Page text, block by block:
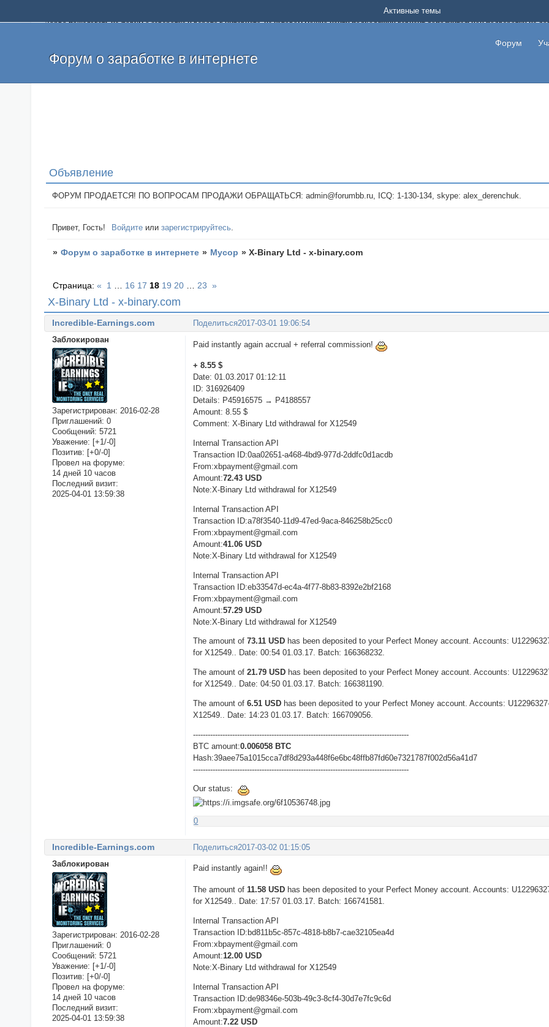
Добро пожаловать на форум о заработке и работе в интернете, на котором можно найти подходящий вариант дополнительной подработки на
и оставлять свои отзывы. Если вы знаете, что определенный проект или сайт не платит, то указывайте в теме что это лохотрон, чтобы другие
легкие деньги без вложений и регистрации уже сегодня. Создавайте новые темы, размещайте объявления со своими пригласительными
Форум о заработке в интернете
Форум
Активные темы
Объявление
ФОРУМ ПРОДАЕТСЯ! ПО ВОПРОСАМ ПРОДАЖИ ОБРАЩАТЬСЯ: admin@forumbb.ru, ICQ: 1-130-134, skype: alex_derenchuk.
Привет, Гость! Войдите илизарегистрируйтесь.
» Форум о заработке в интернете » Мусор »X-Binary Ltd - x-binary.com
X-Binary Ltd - x-binary.com
Страница:« 1 16 17 18 19 20 23 »
Поделиться2017-03-01 19:06:54
Incredible-Earnings.com
Заблокирован
Зарегистрирован: 2016-02-28
Приглашений: 0
Сообщений: 5721
Уважение: [+1/-0]
Позитив: [+0/-0]
Провел на форуме:
14 дней 10 часов
Последний визит:
2025-04-01 13:59:38
Paid instantly again accrual + referral commission!
+ 8.55 $
Date: 01.03.2017 01:12:11
ID: 316926409
Details: P45916575 → P4188557
Amount: 8.55 $
Comment: X-Binary Ltd withdrawal for X12549
Internal Transaction API
Transaction ID:0aa02651-a468-4bd9-977d-2ddfc0d1acdb
From:xbpayment@gmail.com
Amount:72.43 USD
Note:X-Binary Ltd withdrawal for X12549
Internal Transaction API
Transaction ID:a78f3540-11d9-47ed-9aca-846258b25cc0
From:xbpayment@gmail.com
Amount:41.06 USD
Note:X-Binary Ltd withdrawal for X12549
Internal Transaction API
Transaction ID:eb33547d-ec4a-4f77-8b83-8392e2bf2168
From:xbpayment@gmail.com
Amount:57.29 USD
Note:X-Binary Ltd withdrawal for X12549
The amount of73.11 USD has been deposited to your Perfect Money account. Accounts:
for X12549.. Date: 00:54 01.03.17. Batch: 166368232.
The amount of21.79 USD has been deposited to your Perfect Money account. Accounts:
for X12549.. Date: 04:50 01.03.17. Batch: 166381190.
The amount of 6.51 USD has been deposited to your Perfect Money account. Accounts:
X12549.. Date: 14:23 01.03.17. Batch: 166709056.
----------------------------------------------------------------------------------------
BTC amount:0.006058 BTC
Hash:39aee75a1015cca7df8d293a448f6e6bc48ffb87fd60e7321787f002d56a41d7
----------------------------------------------------------------------------------------
Our status:
0
Поделиться2017-03-02 01:15:05
Incredible-Earnings.com
Заблокирован
Зарегистрирован: 2016-02-28
Приглашений: 0
Сообщений: 5721
Уважение: [+1/-0]
Позитив: [+0/-0]
Провел на форуме:
14 дней 10 часов
Последний визит:
2025-04-01 13:59:38
Paid instantly again!!
The amount of11.58 USD has been deposited to your Perfect Money account. Accounts:
for X12549.. Date: 17:57 01.03.17. Batch: 166741581.
Internal Transaction API
Transaction ID:bd811b5c-857c-4818-b8b7-cae32105ea4d
From:xbpayment@gmail.com
Amount:12.00 USD
Note:X-Binary Ltd withdrawal for X12549
Internal Transaction API
Transaction ID:de98346e-503b-49c3-8cf4-30d7e7fc9c6d
From:xbpayment@gmail.com
Amount:7.22 USD